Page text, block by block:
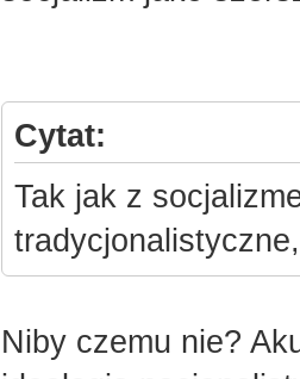
Cytat:
Tak jak z
Niby czemu nie?